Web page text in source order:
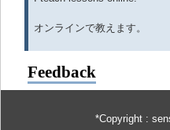
オンラインで教えます。
Feedback
*Copyright :